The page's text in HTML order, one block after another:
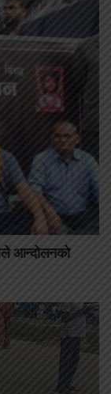
आन्दोलनको